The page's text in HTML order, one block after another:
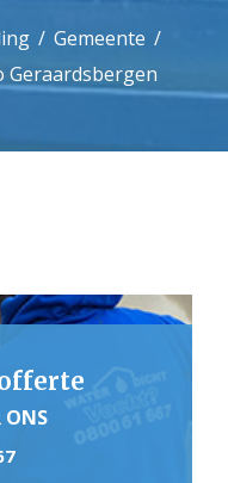
Gemeente
Geraardsbergen
ONS